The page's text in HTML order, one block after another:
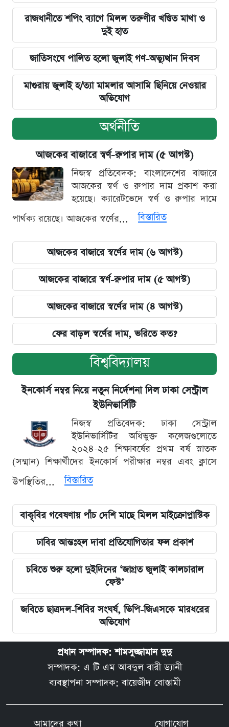
রাজধানীতে শপিং ব্যাগে মিলল তরুণীর খণ্ডিত মাথা ও
দুই হাত
জাতিসংঘে পালিত হলো জুলাই গণ-অভ্যুত্থান দিবস
মাগুরায় জুলাই হ/ত্যা মামলার আসামি ছিনিয়ে নেওয়ার
অভিযোগ
অর্থনীতি
আজকের বাজারে স্বর্ণ-রুপার দাম (৫ আগস্ট)
নিজস্ব প্রতিবেদক: বাংলাদেশের বাজারে
আজকের স্বর্ণ ও রুপার দাম প্রকাশ করা
হয়েছে। ক্যারেটভেদে স্বর্ণ ও রুপার দামে
পার্থক্য রয়েছে। আজকের স্বর্ণের...
বিস্তারিত
আজকের বাজারে স্বর্ণের দাম (৬ আগস্ট)
আজকের বাজারে স্বর্ণ-রুপার দাম (৫ আগস্ট)
আজকের বাজারে স্বর্ণের দাম (৪ আগস্ট)
ফের বাড়ল স্বর্ণের দাম, ভরিতে কত?
বিশ্ববিদ্যালয়
ইনকোর্স নম্বর নিয়ে নতুন নির্দেশনা দিল ঢাকা সেন্ট্রাল
ইউনিভার্সিটি
নিজস্ব প্রতিবেদক: ঢাকা সেন্ট্রাল
ইউনিভার্সিটির অধিভুক্ত কলেজগুলোতে
২০২৪-২৫ শিক্ষাবর্ষের প্রথম বর্ষ স্নাতক
(সম্মান) শিক্ষার্থীদের ইনকোর্স পরীক্ষার নম্বর এবং ক্লাসে
উপস্থিতির...
বিস্তারিত
বাকৃবির গবেষণায় পাঁচ দেশি মাছে মিলল মাইক্রোপ্লাস্টিক
ঢাবির আন্তঃহল দাবা প্রতিযোগিতার ফল প্রকাশ
চবিতে শুরু হলো দুইদিনের ‘জাগ্রত জুলাই কালচারাল
ফেস্ট’
জবিতে ছাত্রদল-শিবির সংঘর্ষ, ভিপি-জিএসকে মারধরের
অভিযোগ
প্রধান সম্পাদক: শামসুজ্জামান দুদু
সম্পাদক: এ টি এম আবদুল বারী ড্যানী
ব্যবস্থাপনা সম্পাদক: বায়েজীদ বোস্তামী
আমাদের কথা যোগাযোগ